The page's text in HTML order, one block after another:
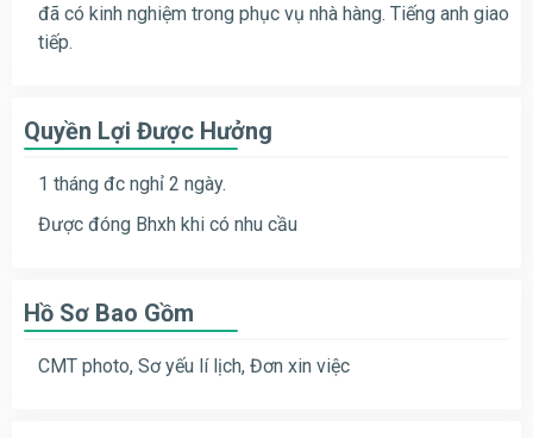
đã có kinh nghiệm trong phục vụ nhà hàng. Tiếng anh giao
tiếp.
Quyền Lợi Được Hưởng
1 tháng đc nghỉ 2 ngày.
Được đóng Bhxh khi có nhu cầu
Hồ Sơ Bao Gồm
CMT photo, Sơ yếu lí lịch, Đơn xin việc